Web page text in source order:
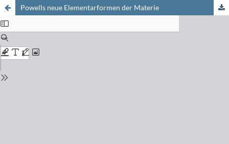
Powells neue Elementarformen der Materie